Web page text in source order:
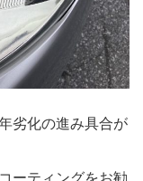
劣化の進み具合が
ーティングをお勧